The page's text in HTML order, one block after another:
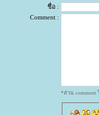
ชื่อ :
Comment :
*ส่วน comment